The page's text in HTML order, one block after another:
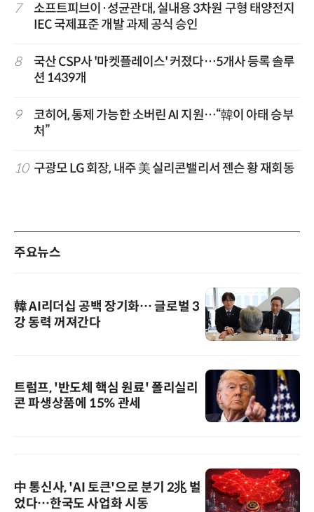
7
소프트피브이·성균관대, 실내용 3차원 구형 태양전지
IEC 국제표준 개발 과제 공식 승인
8
국산 CSP사 '마켓플레이스' 커졌다…5개사 등록 솔루
션 1439개
9
코히어, 통제 가능한 소버린 AI 지원…“韓이 아태 승부
처”
10 구광모 LG 회장, 내주 美 실리콘밸리서 젠슨 황 재회동
주요뉴스
韓 AI리더십 공백 장기화… 글로벌 3
강 동력 꺼져간다
트럼프, '반도체 핵심 원료' 폴리실리
콘 파생상품에 15% 관세
中 통신사, 'AI 토큰'으로 분기 2兆 벌
었다…한국도 사업화 시동